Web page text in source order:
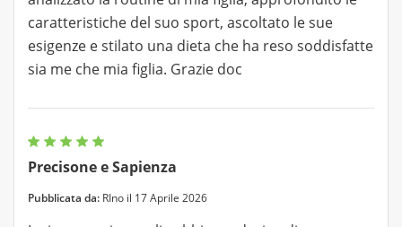
caratteristiche del suo sport, ascoltato le sue
esigenze e stilato una dieta che ha reso soddisfatte
sia me che mia figlia. Grazie doc
Precisone e Sapienza
Pubblicata da: RIno il 17 Aprile 2026